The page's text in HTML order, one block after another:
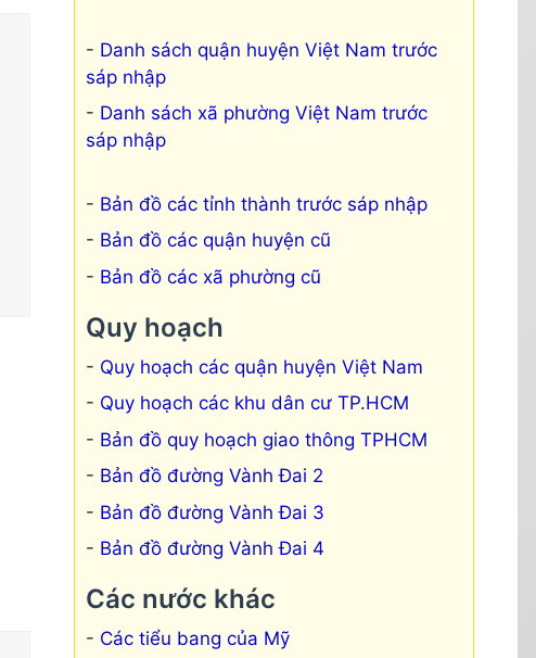
Danh sách quận huyện Việt Nam trước
sáp nhập
Danh sách xã phường Việt Nam trước
sáp nhập
Bản đồ các tỉnh thành trước sáp nhập
Bản đồ các quận huyện cũ
Bản đồ các xã phường cũ
Quy hoạch
Quy hoạch các quận huyện Việt Nam
Quy hoạch các khu dân cư TP.HCM
Bản đồ quy hoạch giao thông TPHCM
Bản đồ đường Vành Đai 2
Bản đồ đường Vành Đai 3
Bản đồ đường Vành Đai 4
Các nước khác
Các tiểu bang của Mỹ